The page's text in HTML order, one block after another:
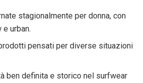
stagionalmente per donna, con
urban.
pensati per diverse situazioni
ben definita e storico nel surfwear